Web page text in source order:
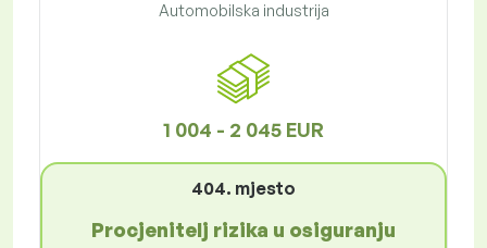
Automobilska industrija
1 004 - 2 045 EUR
404. mjesto
Procjenitelj rizika u osiguranju